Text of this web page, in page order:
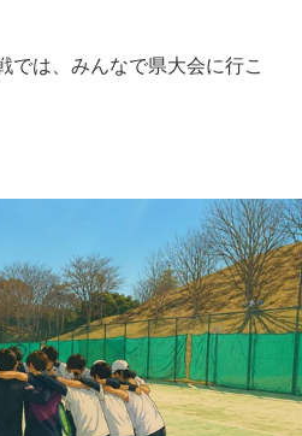
では、みんなで県大会に行こ